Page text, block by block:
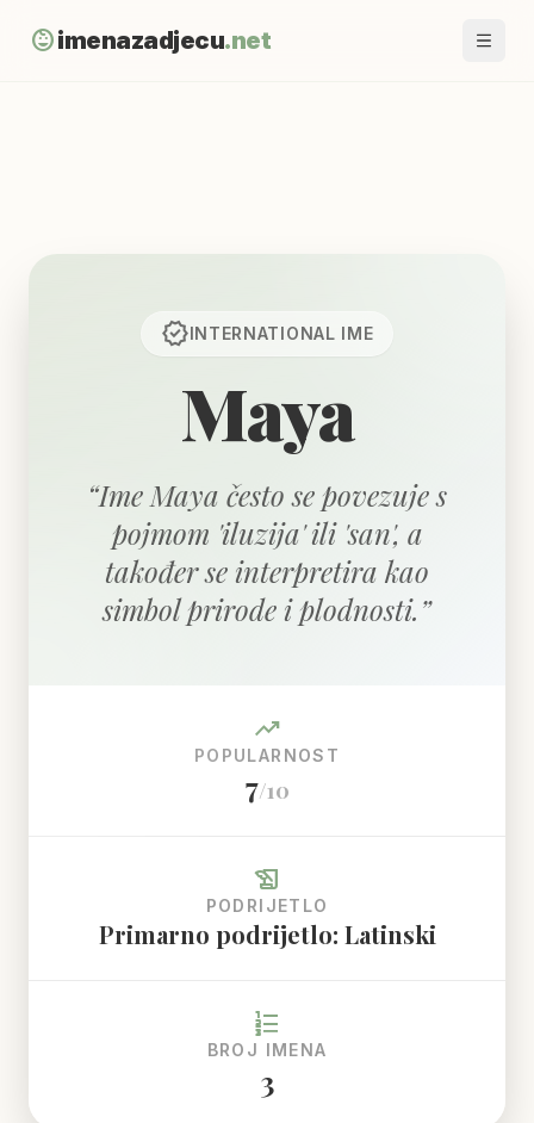
child_careimenazadjecu.net
verifiedINTERNATIONAL IME
Maya
“Ime Maya često se povezuje s
pojmom 'iluzija' ili 'san', a
također se interpretira kao
simbol prirode i plodnosti.”
trending_up
POPULARNOST
7/10
history_edu
PODRIJETLO
Primarno podrijetlo: Latinski
format_list_numbered
BROJ IMENA
3